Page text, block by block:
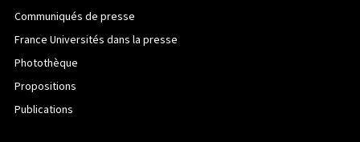
Communiqués de presse
France Universités dans la presse
Photothèque
Propositions
Publications